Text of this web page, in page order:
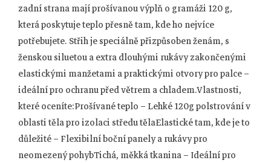
zadní strana mají prošívanou výplň o gramáži 120 g,
která poskytuje teplo přesně tam, kde ho nejvíce
potřebujete. Střih je speciálně přizpůsoben ženám, s
ženskou siluetou a extra dlouhými rukávy zakončenými
elastickými manžetami a praktickými otvory pro palce –
ideální pro ochranu před větrem a chladem.Vlastnosti,
které oceníte:Prošívané teplo – Lehké 120g polstrování v
oblasti těla pro izolaci středu tělaElastické tam, kde je to
důležité – Flexibilní boční panely a rukávy pro
neomezený pohybTichá, měkká tkanina – Ideální pro